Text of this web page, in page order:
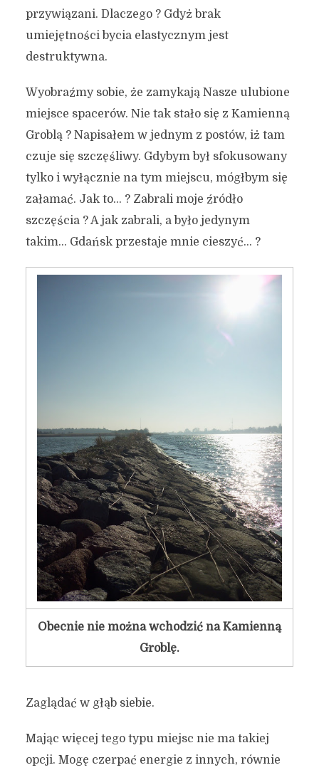
przywiązani. Dlaczego ? Gdyż brak
umiejętności bycia elastycznym jest
destruktywna.
Wyobraźmy sobie, że zamykają Nasze ulubione
miejsce spacerów. Nie tak stało się z Kamienną
Groblą ? Napisałem w jednym z postów, iż tam
czuje się szczęśliwy. Gdybym był sfokusowany
tylko i wyłącznie na tym miejscu, mógłbym się
załamać. Jak to… ? Zabrali moje źródło
szczęścia ? A jak zabrali, a było jedynym
takim… Gdańsk przestaje mnie cieszyć… ?
Obecnie nie można wchodzić na Kamienną
Groblę.
Zaglądać w głąb siebie.
Mając więcej tego typu miejsc nie ma takiej
opcji. Mogę czerpać energie z innych, równie